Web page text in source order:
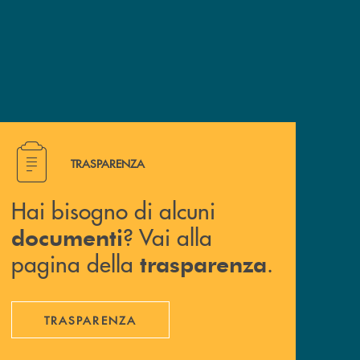
Hai bisogno di alcuni documenti ? Vai alla pagina della
TRASPARENZA
Hai bisogno di alcuni
documenti? Vai alla
pagina della trasparenza.
TRASPARENZA